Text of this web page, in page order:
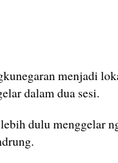
menjadi
dalam dua sesi.
dulu menggelar